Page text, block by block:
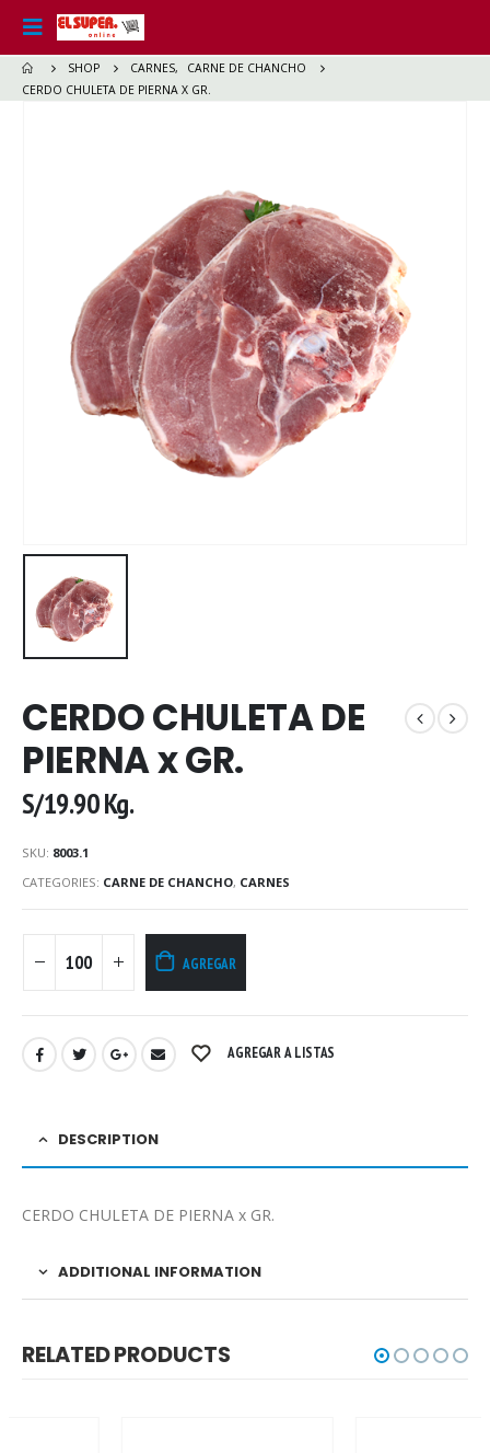
SHOP CARNES,
CARNE DE CHANCHO
CERDO CHULETA DE PIERNA X GR.
CERDO CHULETA DE
PIERNA x GR.
S/19.90Kg.
SKU: 8003.1
CATEGORIES: CARNE DE CHANCHO, CARNES
AGREGAR
AGREGAR A LISTAS
DESCRIPTION
CERDO CHULETA DE PIERNA x GR.
ADDITIONAL INFORMATION
RELATED PRODUCTS